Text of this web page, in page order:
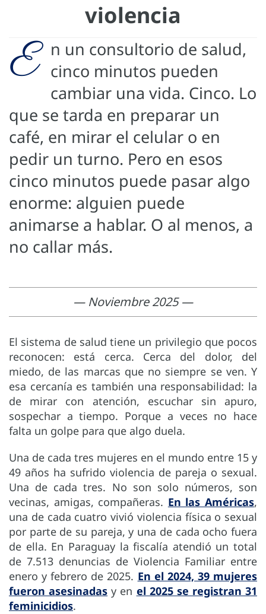
violencia
E n un consultorio de salud,
cinco minutos pueden
cambiar una vida. Cinco. Lo
que se tarda en preparar un
café, en mirar el celular o en
pedir un turno. Pero en esos
cinco minutos puede pasar algo
enorme: alguien puede
animarse a hablar. O al menos, a
no callar más.
— Noviembre 2025 —
El sistema de salud tiene un privilegio que pocos
reconocen: está cerca. Cerca del dolor, del
miedo, de las marcas que no siempre se ven. Y
esa cercanía es también una responsabilidad: la
de mirar con atención, escuchar sin apuro,
sospechar a tiempo. Porque a veces no hace
falta un golpe para que algo duela.
Una de cada tres mujeres en el mundo entre 15 y
49 años ha sufrido violencia de pareja o sexual.
Una de cada tres. No son solo números, son
vecinas, amigas, compañeras. En las Américas,
una de cada cuatro vivió violencia física o sexual
por parte de su pareja, y una de cada ocho fuera
de ella. En Paraguay la fiscalía atendió un total
de 7.513 denuncias de Violencia Familiar entre
enero y febrero de 2025. En el 2024, 39 mujeres
fueron asesinadas y en el 2025 se registran 31
feminicidios.